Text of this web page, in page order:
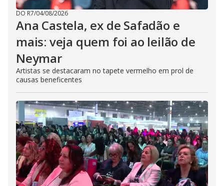
DO R7/04/08/2026
Ana Castela, ex de Safadão e
mais: veja quem foi ao leilão de
Neymar
Artistas se destacaram no tapete vermelho em prol de
causas beneficentes